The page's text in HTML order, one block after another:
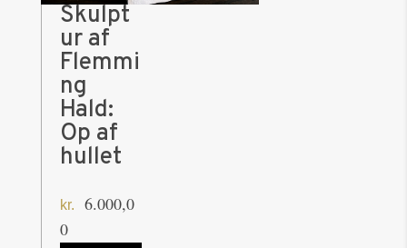
Skulpt
ur af
Flemmi
ng
Hald:
Op af
hullet
kr.
6.000,0
0